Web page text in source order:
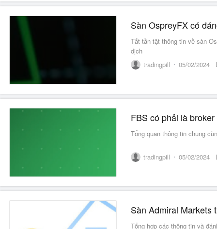
Sàn OspreyFX có
Tất tần tật thông tin về sàn
dịch
tradingpill
05/02/2024
FBS có phải là
Tổng quan thông tin chung
tradingpill 05/02/2024
Tổng hợp các thông tin và